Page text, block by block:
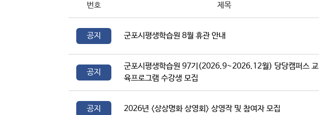
번호 제목
공지 군포시평생학습원 8월 휴관 안내
공지
군포시평생학습원 97기(2026.9~2026.12월) 당당캠퍼스 교
육프로그램 수강생 모집
공지 2026년 <상상명화 상영회> 상영작 및 참여자 모집